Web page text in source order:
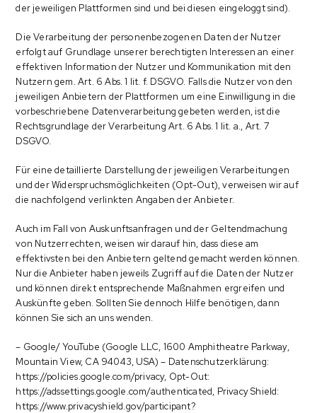
der jeweiligen Plattformen sind und bei diesen eingeloggt sind).
Die Verarbeitung der personenbezogenen Daten der Nutzer
erfolgt auf Grundlage unserer berechtigten Interessen an einer
effektiven Information der Nutzer und Kommunikation mit den
Nutzern gem. Art. 6 Abs. 1 lit. f. DSGVO. Falls die Nutzer von den
jeweiligen Anbietern der Plattformen um eine Einwilligung in die
vorbeschriebene Datenverarbeitung gebeten werden, ist die
Rechtsgrundlage der Verarbeitung Art. 6 Abs. 1 lit. a., Art. 7
DSGVO.
Für eine detaillierte Darstellung der jeweiligen Verarbeitungen
und der Widerspruchsmöglichkeiten (Opt-Out), verweisen wir auf
die nachfolgend verlinkten Angaben der Anbieter.
Auch im Fall von Auskunftsanfragen und der Geltendmachung
von Nutzerrechten, weisen wir darauf hin, dass diese am
effektivsten bei den Anbietern geltend gemacht werden können.
Nur die Anbieter haben jeweils Zugriff auf die Daten der Nutzer
und können direkt entsprechende Maßnahmen ergreifen und
Auskünfte geben. Sollten Sie dennoch Hilfe benötigen, dann
können Sie sich an uns wenden.
– Google/ YouTube (Google LLC, 1600 Amphitheatre Parkway,
Mountain View, CA 94043, USA) – Datenschutzerklärung:
https://policies.google.com/privacy, Opt-Out:
https://adssettings.google.com/authenticated, Privacy Shield:
https://www.privacyshield.gov/participant?